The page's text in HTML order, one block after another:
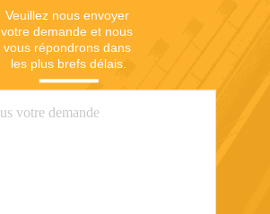
Veuillez nous envoyer
votre demande et nous
vous répondrons dans
les plus brefs délais.